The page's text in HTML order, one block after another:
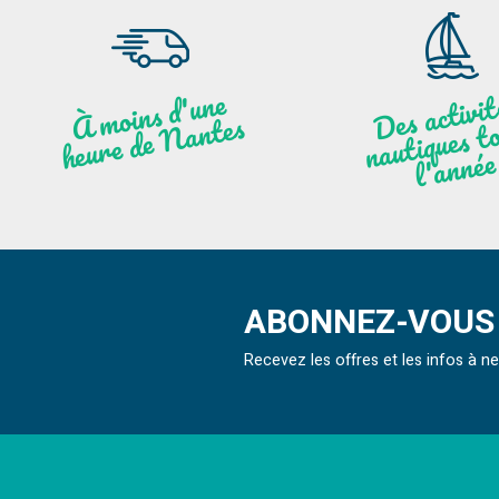
À
moi
ns
d'u
ne
heu
re
de
N
a
ntes quesnée
ABONNEZ-
Recevez les offres et les infos à